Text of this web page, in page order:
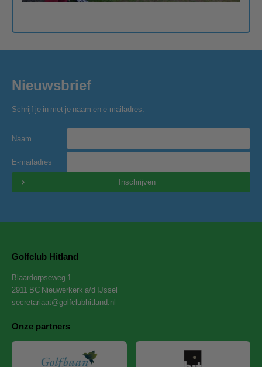
Nieuwsbrief
Schrijf je in met je naam en e-mailadres.
Naam
E-mailadres
Inschrijven
Golfclub Hitland
Blaardorpseweg 1
2911 BC Nieuwerkerk a/d IJssel
secretariaat@golfclubhitland.nl
Onze partners